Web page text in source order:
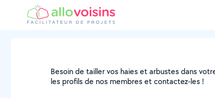
Besoin de tailler vos haies et arbustes dans
les profils de nos membres et contactez-les !